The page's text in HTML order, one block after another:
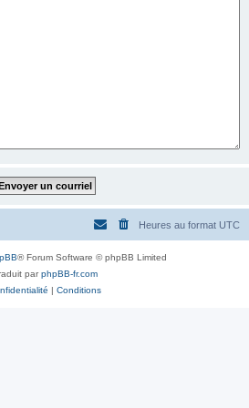
Heures au format UTC
® Forum Software © phpBB Limited
parphpBB-fr.com
| Conditions